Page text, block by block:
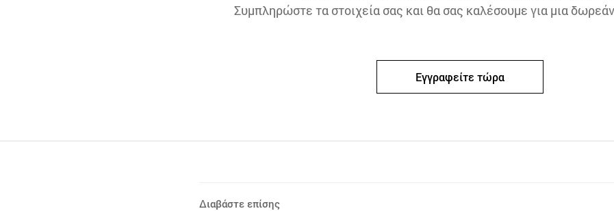
Συμπληρώστε τα στοιχεία σας και θα σας καλέσουμε για μια
Εγγραφείτε τώρα
Διαβάστε επίσης